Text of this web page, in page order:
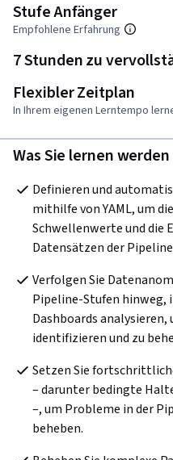
Stufe Anfänger
Empfohlene Erfahrung
7 Stunden zu
Flexibler Zeitplan
In Ihrem eigenen Lerntempo
Was Sie lernen werden
Definieren und
mithilfe von YAML, um
Schwellenwerte und die
Datensätzen der
Verfolgen Sie
Pipeline-Stufen hinweg,
Dashboards analysieren,
identifizieren und zu
Setzen Sie
– darunter bedingte
–, um Probleme in der
beheben.